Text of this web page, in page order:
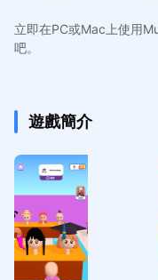
立即在PC或Mac上使用
吧。
遊戲簡介